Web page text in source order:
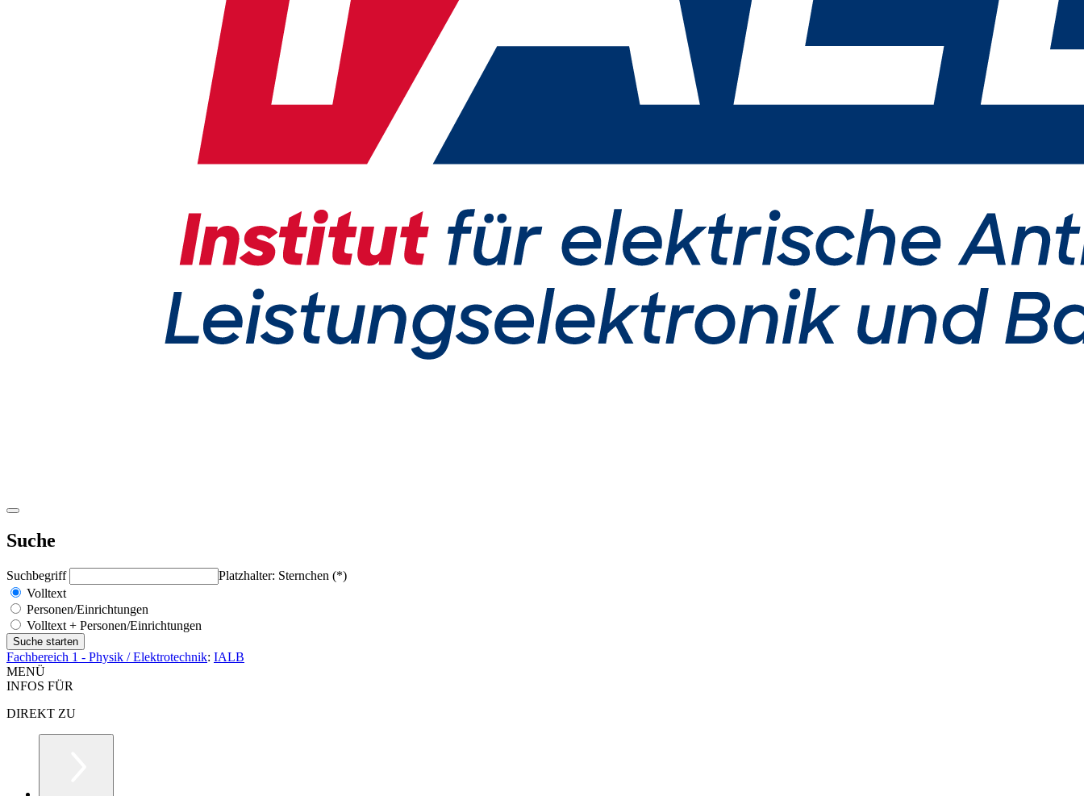
Suche
Suchbegriff
Platzhalter: Sternchen (*)
Volltext
Personen/Einrichtungen
Volltext + Personen/Einrichtungen
Fachbereich 1 - Physik / Elektrotechnik: IALB
MENÜ
INFOS FÜR
DIREKT ZU